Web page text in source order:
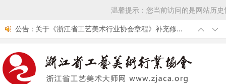
温馨提示：您当前访问的是网站历
公告：关于《浙江省工艺美术行业协会章程》补充修改
的通知
第七届中国工艺美术大师评选结果公布 我省新增
艺品交易会
关于举办中华优秀传统文化传承发展工程大国非
遗工匠专项公益工程工美项目大国非遗工匠认定
中国轻工业联合会《关于开展第七届中国工艺美